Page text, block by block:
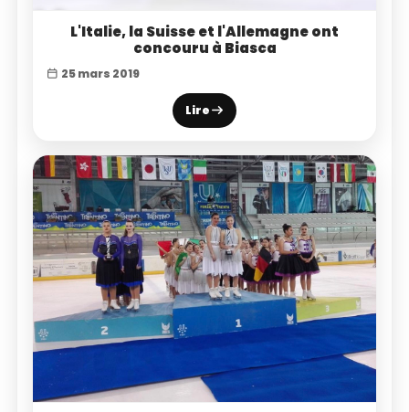
L'Italie, la Suisse et l'Allemagne ont
concouru à Biasca
25 mars 2019
Lire